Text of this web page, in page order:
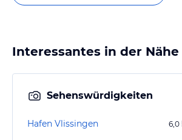
Interessantes in der Nähe
Sehenswürdigkeiten
Hafen Vlissingen 6,0